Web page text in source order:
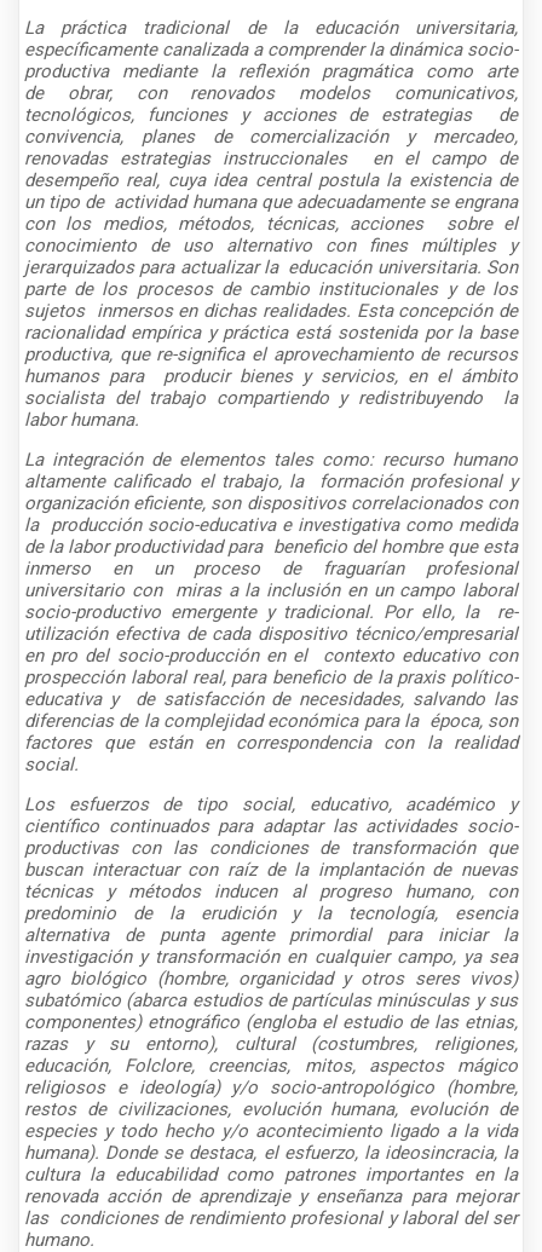
La práctica tradicional de la educación universitaria,
específicamente canalizada a comprender la dinámica socio-
productiva mediante la reflexión pragmática como arte
de obrar, con renovados modelos comunicativos,
tecnológicos, funciones y acciones de estrategias de
convivencia, planes de comercialización y mercadeo,
renovadas estrategias instruccionales en el campo de
desempeño real, cuya idea central postula la existencia de
un tipo de actividad humana que adecuadamente se engrana
con los medios, métodos, técnicas, acciones sobre el
conocimiento de uso alternativo con fines múltiples y
jerarquizados para actualizar la educación universitaria. Son
parte de los procesos de cambio institucionales y de los
sujetos inmersos en dichas realidades. Esta concepción de
racionalidad empírica y práctica está sostenida por la base
productiva, que re-significa el aprovechamiento de recursos
humanos para producir bienes y servicios, en el ámbito
socialista del trabajo compartiendo y redistribuyendo la
labor humana.
La integración de elementos tales como: recurso humano
altamente calificado el trabajo, la formación profesional y
organización eficiente, son dispositivos correlacionados con
la producción socio-educativa e investigativa como medida
de la labor productividad para beneficio del hombre que esta
inmerso en un proceso de fraguarían profesional
universitario con miras a la inclusión en un campo laboral
socio-productivo emergente y tradicional. Por ello, la re-
utilización efectiva de cada dispositivo técnico/empresarial
en pro del socio-producción en el contexto educativo con
prospección laboral real, para beneficio de la praxis político-
educativa y de satisfacción de necesidades, salvando las
diferencias de la complejidad económica para la época, son
factores que están en correspondencia con la realidad
social.
Los esfuerzos de tipo social, educativo, académico y
científico continuados para adaptar las actividades socio-
productivas con las condiciones de transformación que
buscan interactuar con raíz de la implantación de nuevas
técnicas y métodos inducen al progreso humano, con
predominio de la erudición y la tecnología, esencia
alternativa de punta agente primordial para iniciar la
investigación y transformación en cualquier campo, ya sea
agro biológico (hombre, organicidad y otros seres vivos)
subatómico (abarca estudios de partículas minúsculas y sus
componentes) etnográfico (engloba el estudio de las etnias,
razas y su entorno), cultural (costumbres, religiones,
educación, Folclore, creencias, mitos, aspectos mágico
religiosos e ideología) y/o socio-antropológico (hombre,
restos de civilizaciones, evolución humana, evolución de
especies y todo hecho y/o acontecimiento ligado a la vida
humana). Donde se destaca, el esfuerzo, la ideosincracia, la
cultura la educabilidad como patrones importantes en la
renovada acción de aprendizaje y enseñanza para mejorar
las condiciones de rendimiento profesional y laboral del ser
humano.